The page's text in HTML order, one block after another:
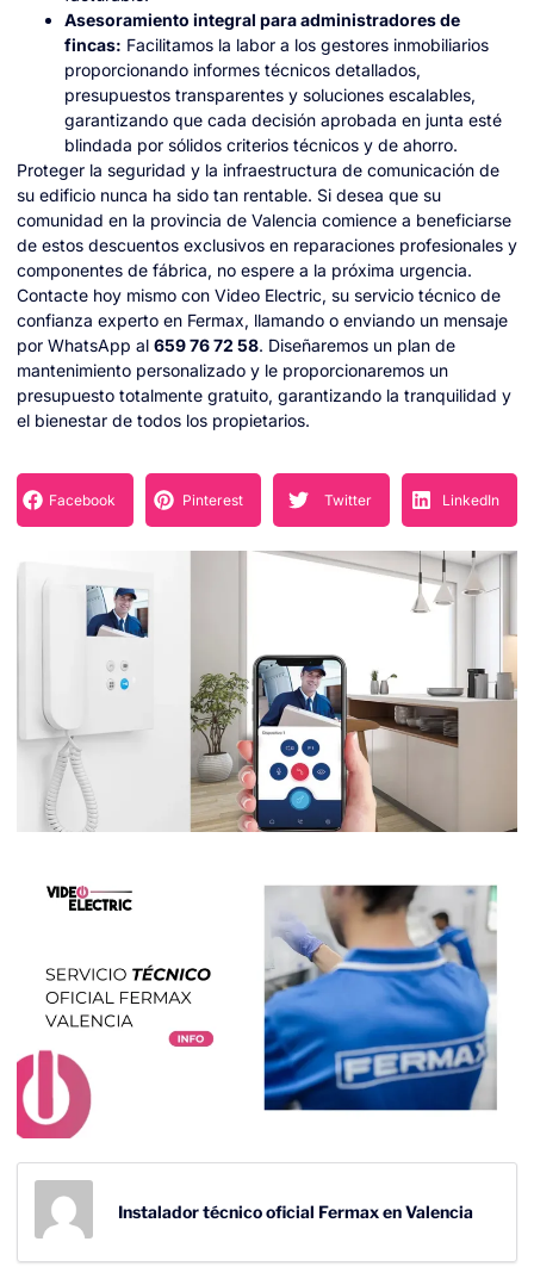
Asesoramiento integral para administradores de
fincas: Facilitamos la labor a los gestores inmobiliarios
proporcionando informes técnicos detallados,
presupuestos transparentes y soluciones escalables,
garantizando que cada decisión aprobada en junta esté
blindada por sólidos criterios técnicos y de ahorro.
Proteger la seguridad y la infraestructura de comunicación de
su edificio nunca ha sido tan rentable. Si desea que su
comunidad en la provincia de Valencia comience a beneficiarse
de estos descuentos exclusivos en reparaciones profesionales y
componentes de fábrica, no espere a la próxima urgencia.
Contacte hoy mismo con Video Electric, su servicio técnico de
confianza experto en Fermax, llamando o enviando un mensaje
por WhatsApp al 659 76 72 58. Diseñaremos un plan de
mantenimiento personalizado y le proporcionaremos un
presupuesto totalmente gratuito, garantizando la tranquilidad y
el bienestar de todos los propietarios.
Facebook Pinterest Twitter LinkedIn
Instalador técnico oficial Fermax en Valencia